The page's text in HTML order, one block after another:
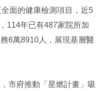
面的健康檢測項目，近5
114年已有487家院所加
6萬8910人，展現基層醫
市府推動「星燃計畫」吸